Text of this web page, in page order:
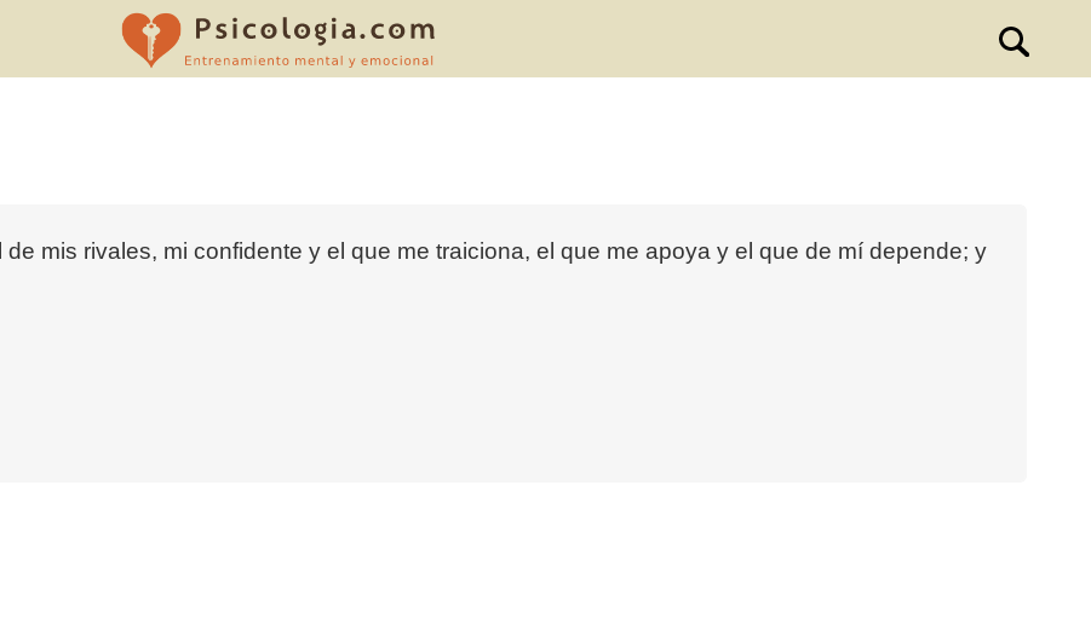
mis rivales, mi confidente y el que me traiciona, el que me apoya y el que de mí depende; y